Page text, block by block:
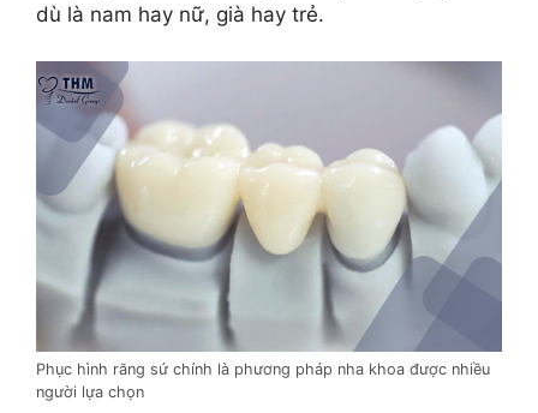
dù là nam hay nữ, già hay trẻ.
Phục hình răng sứ chính là phương pháp nha khoa được nhiều
người lựa chọn